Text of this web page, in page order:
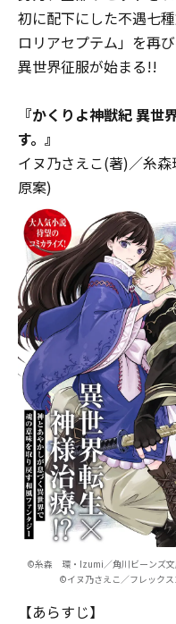
初に配下にした不遇七
ロリアセプテム」を再
異世界征服が始まる――!!
『かくりよ神獣紀 異世
す。 』
イヌ乃さえこ(著)／糸
原案)
©糸森 環・Izumi／角川ビーンズ文
©イヌ乃さえこ／フレックス
【あらすじ】